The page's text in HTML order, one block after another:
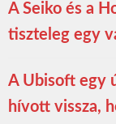
A Seiko és a
tiszteleg egy
A Ubisoft egy
hívott vissza,